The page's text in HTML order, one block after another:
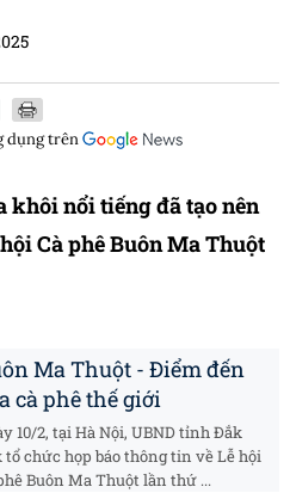
dụngtrên
khôi nổi tiếng đã tạo nên
Cà phê Buôn Ma Thuột
Ma Thuột - Điểm đến
cà phê thế giới
10/2, tại Hà Nội, UBND tỉnh Đắk
tổ chức họp báo thông tin về Lễ hội
Buôn Ma Thuột lần thứ ...